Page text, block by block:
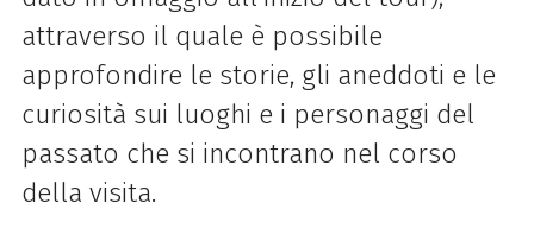
attraverso il quale è possibile
approfondire le storie, gli aneddoti e le
curiosità sui luoghi e i personaggi del
passato che si incontrano nel corso
della visita.